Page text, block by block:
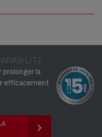
prolonger la
efficacement